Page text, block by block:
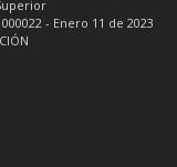
- Enero 11 de 2023